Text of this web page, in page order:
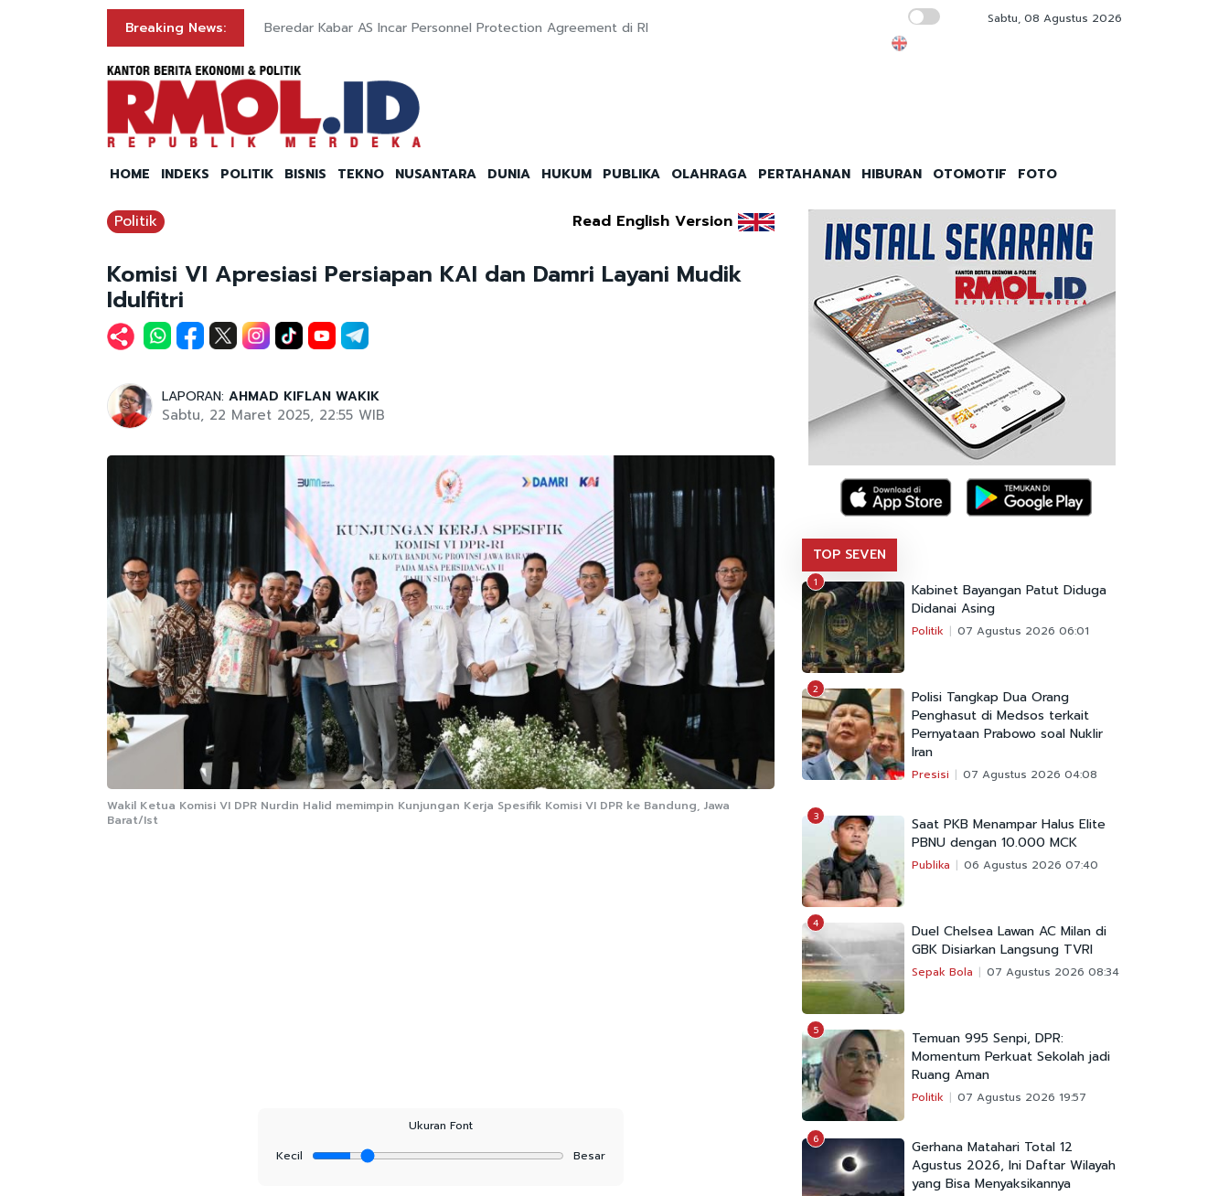
Breaking News: Beredar Kabar AS Incar Personnel Protection Agreement di RI Golkar Ingatkan Kabinet Bayangan
Sabtu, 08 Agustus 2026
HOME INDEKS POLITIK BISNIS TEKNO NUSANTARA DUNIA HUKUM PUBLIKA OLAHRAGA PERTAHANAN HIBURAN OTOMOTIF FOTO
Politik Read English Version
Komisi VI Apresiasi Persiapan KAI dan Damri Layani Mudik
Idulfitri
LAPORAN: AHMAD KIFLAN WAKIK
Sabtu, 22 Maret 2025, 22:55 WIB
Wakil Ketua Komisi VI DPR Nurdin Halid memimpin Kunjungan Kerja Spesifik Komisi VI DPR ke Bandung, Jawa
Barat/Ist
Ukuran Font
Kecil
Besar
TOP SEVEN
1
Kabinet Bayangan Patut Diduga
Didanai Asing
Politik 07 Agustus 2026 06:01
2
Polisi Tangkap Dua Orang
Penghasut di Medsos terkait
Pernyataan Prabowo soal Nuklir
Iran
Presisi 07 Agustus 2026 04:08
3
Saat PKB Menampar Halus Elite
PBNU dengan 10.000 MCK
Publika 06 Agustus 2026 07:40
4
Duel Chelsea Lawan AC Milan di
GBK Disiarkan Langsung TVRI
Sepak Bola 07 Agustus 2026 08:34
5
Temuan 995 Senpi, DPR:
Momentum Perkuat Sekolah jadi
Ruang Aman
Politik 07 Agustus 2026 19:57
6
Gerhana Matahari Total 12
Agustus 2026, Ini Daftar Wilayah
yang Bisa Menyaksikannya